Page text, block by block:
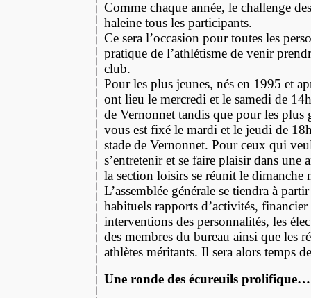
Comme chaque année, le challenge
haleine tous les participants.
Ce sera l’occasion pour toutes les
pratique de l’athlétisme de venir
club.
Pour les plus jeunes, nés en 1995 et
ont lieu le mercredi et le samedi de
de Vernonnet tandis que pour les plus
vous est fixé le mardi et le jeudi de
stade de Vernonnet. Pour ceux qui
s’entretenir et se faire plaisir dans une
la section loisirs se réunit le dimanche
L’assemblée générale se tiendra à
habituels rapports d’activités,
interventions des personnalités, les
des membres du bureau ainsi que les
athlètes méritants. Il sera alors temps
Une ronde des écureuils prolifique…